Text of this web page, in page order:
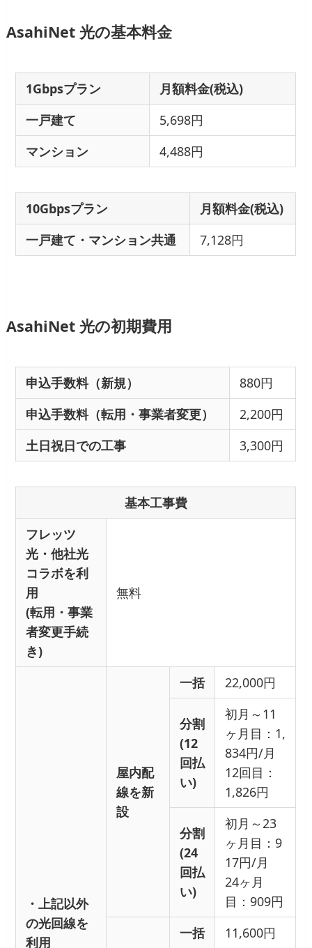
AsahiNet 光の基本料金
1Gbpsプラン
月額料金(税込)
一戸建て
5,698円
マンション
4,488円
10Gbpsプラン
月額料金(税込)
一戸建て・マンション共通
7,128円
AsahiNet 光の初期費用
申込手数料（新規）
880円
申込手数料（転用・事業者変更）
2,200円
土日祝日での工事
3,300円
基本工事費
フレッツ
光・他社光
コラボを利
用
(転用・事業
者変更手続
き)
無料
・上記以外
の光回線を
利用
屋内配
線を新
設
一括 22,000円
分割
(12
回払
い)
初月～11
ヶ月目：1,
834円/月
12回目：
1,826円
分割
(24
回払
い)
初月～23
ヶ月目：9
17円/月
24ヶ月
目：909円
一括
11,600円